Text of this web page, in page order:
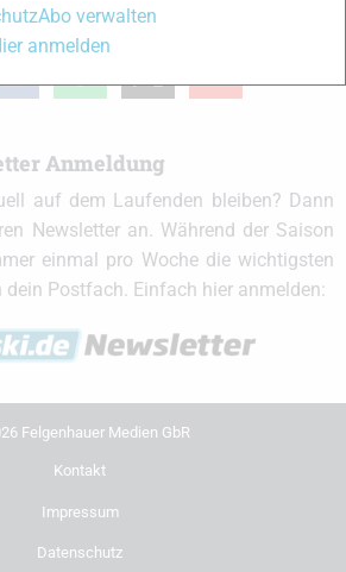
Media
spotify
Anmeldung
auf dem Laufenden bleiben? Dann
Newsletter an. Während der Saison
einmal pro Woche die wichtigsten
dein Postfach. Einfach hier anmelden:
Felgenhauer Medien GbR
Kontakt
Impressum
Datenschutz
Abo verwalten
anmelden